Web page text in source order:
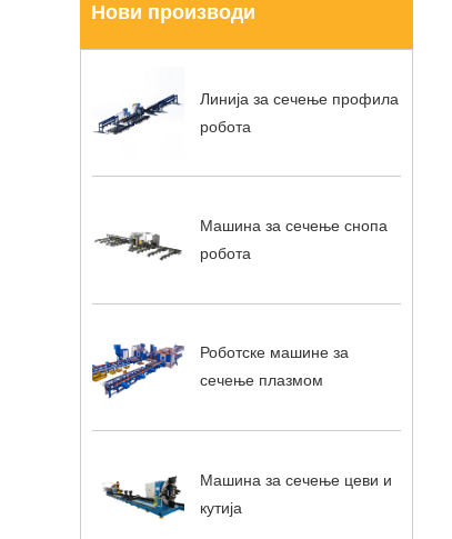
Нови производи
Линија за сечење профила
робота
Машина за сечење снопа
робота
Роботске машине за
сечење плазмом
Машина за сечење цеви и
кутија